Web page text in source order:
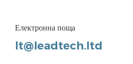
Електронна поща
lt@leadtech.ltd